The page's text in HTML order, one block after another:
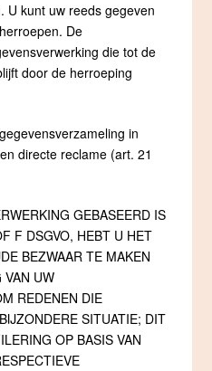
U kunt uw reeds gegeven
De
die tot de
door de herroeping
in
directe reclame (art. 21
GEBASEERD IS
F DSGVO, HEBT U HET
BEZWAAR TE MAKEN
VAN UW
REDENEN DIE
SITUATIE; DIT
OP BASIS VAN